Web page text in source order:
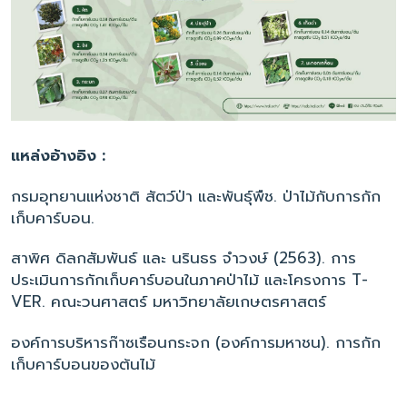
แหล่งอ้างอิง :
กรมอุทยานแห่งชาติ สัตว์ป่า และพันธุ์พืช. ป่าไม้กับการกัก
เก็บคาร์บอน.
สาพิศ ดิลกสัมพันธ์ และ นรินธร จำวงษ์ (2563). การ
ประเมินการกักเก็บคาร์บอนในภาคป่าไม้ และโครงการ T-
VER. คณะวนศาสตร์ มหาวิทยาลัยเกษตรศาสตร์
องค์การบริหารก๊าซเรือนกระจก (องค์การมหาชน). การกัก
เก็บคาร์บอนของต้นไม้